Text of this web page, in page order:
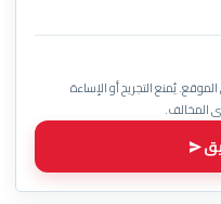
يُمنع التجريح أو الإساءة
المخالف.